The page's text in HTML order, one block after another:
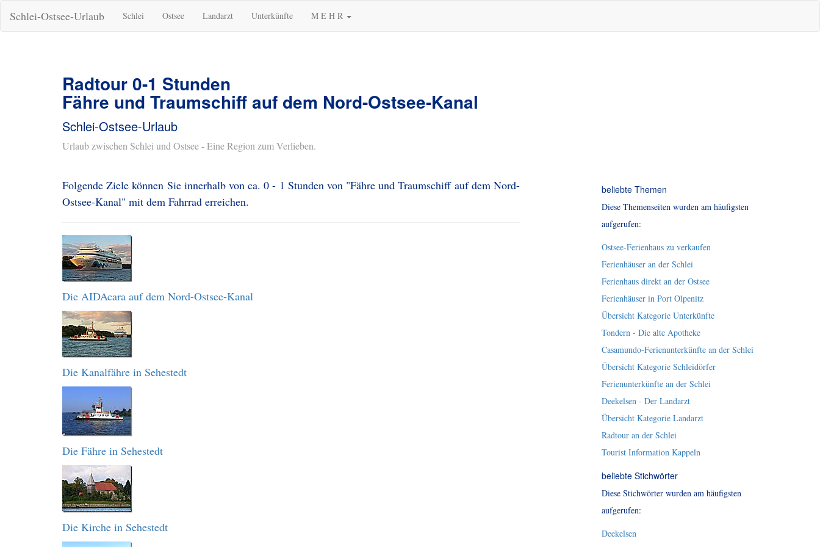
Schlei-Ostsee-Urlaub Schlei Ostsee Landarzt Unterkünfte M E H R
Radtour 0-1 Stunden
Fähre und Traumschiff auf dem Nord-Ostsee-Kanal
Schlei-Ostsee-Urlaub
Urlaub zwischen Schlei und Ostsee - Eine Region zum Verlieben.
Folgende Ziele können Sie innerhalb von ca. 0 - 1 Stunden von "Fähre und Traumschiff auf dem Nord-
Ostsee-Kanal" mit dem Fahrrad erreichen.
Die AIDAcara auf dem Nord-Ostsee-Kanal
Die Kanalfähre in Sehestedt
Die Fähre in Sehestedt
Die Kirche in Sehestedt
beliebte Themen
Diese Themenseiten wurden am häufigsten
aufgerufen:
Ostsee-Ferienhaus zu verkaufen
Ferienhäuser an der Schlei
Ferienhaus direkt an der Ostsee
Ferienhäuser in Port Olpenitz
Übersicht Kategorie Unterkünfte
Tondern - Die alte Apotheke
Casamundo-Ferienunterkünfte an der Schlei
Übersicht Kategorie Schleidörfer
Ferienunterkünfte an der Schlei
Deekelsen - Der Landarzt
Übersicht Kategorie Landarzt
Radtour an der Schlei
Tourist Information Kappeln
beliebte Stichwörter
Diese Stichwörter wurden am häufigsten
aufgerufen:
Deekelsen